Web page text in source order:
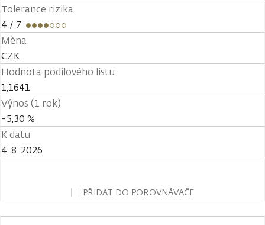
Tolerance rizika
4 / 7
Měna
CZK
Hodnota podílového listu
1,1641
Výnos (1 rok)
-5,30 %
K datu
4. 8. 2026
PŘIDAT DO POROVNÁVAČE